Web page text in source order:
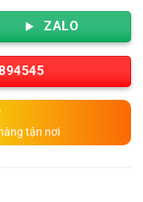
ZALO
tận nơi